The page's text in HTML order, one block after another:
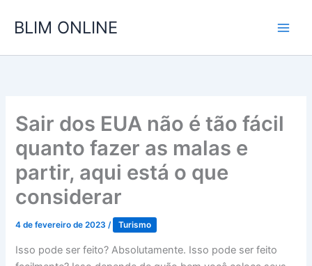
para
conteúdo
BLIM ONLINE
Sair dos EUA não é tão fácil
quanto fazer as malas e
partir, aqui está o que
considerar
4 de fevereiro de 2023/ Turismo
Isso pode ser feito? Absolutamente. Isso pode ser feito